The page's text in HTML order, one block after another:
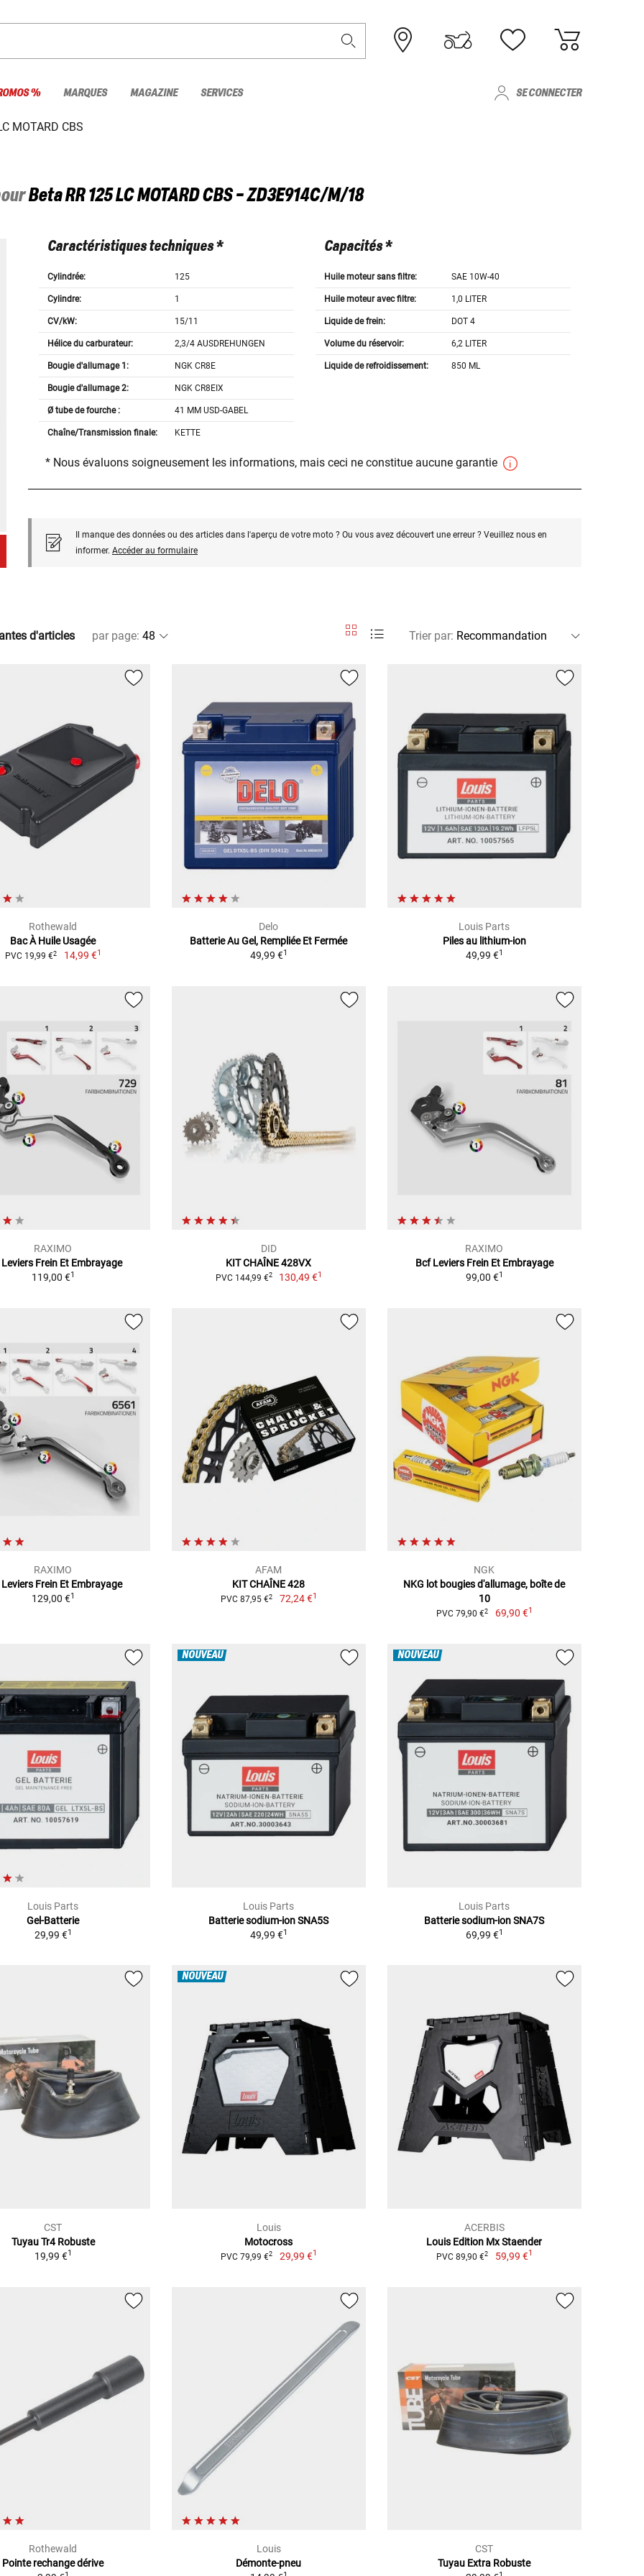
% MARQUES MAGAZINE SERVICES SE CONNECTER
MOTARD CBS
BetaRR 125 LC MOTARD CBS - ZD3E914C/M/18
Caractéristiques techniques *
Cylindrée: 125
Cylindre: 1
CV/kW: 15/11
Hélice du carburateur: 2,3/4 AUSDREHUNGEN
Bougie d'allumage 1: NGK CR8E
Bougie d'allumage 2: NGK CR8EIX
Ø tube de fourche : 41 MM USD-GABEL
Chaîne/Transmission finale: KETTE
Capacités *
Huile moteur sans filtre: SAE 10W-40
Huile moteur avec filtre: 1,0 LITER
Liquide de frein: DOT 4
Volume du réservoir: 6,2 LITER
Liquide de refroidissement: 850 ML
* Nous évaluons soigneusement les informations, mais ceci ne constitue aucune garantie
Il manque des données ou des articles dans l'aperçu de votre moto ? Ou vous avez découvert une erreur ? Veuillez nous en
informer. Accéder au formulaire
d'articles par page: Trier par:
Rothewald
Bac À Huile Usagée
PVC 19,99 €2 14,99 €1
Delo
Batterie Au Gel, Rempliée Et Fermée
49,99 €1
Louis Parts
Piles au lithium-ion
49,99 €1
RAXIMO
Frein Et Embrayage
119,00 €1
DID
KIT CHAÎNE 428VX
PVC 144,99 €2 130,49 €1
RAXIMO
Bcf Leviers Frein Et Embrayage
99,00 €1
RAXIMO
Frein Et Embrayage
129,00 €1
AFAM
KIT CHAÎNE 428
PVC 87,95 €2 72,24 €1
NGK
NKG lot bougies d'allumage, boîte de
10
PVC 79,90 €2 69,90 €1
Louis Parts
Gel-Batterie
29,99 €1
NOUVEAU
Louis Parts
Batterie sodium-ion SNA5S
49,99 €1
NOUVEAU
Louis Parts
Batterie sodium-ion SNA7S
69,99 €1
CST
Tuyau Tr4 Robuste
19,99 €1
NOUVEAU
Louis
Motocross
PVC 79,99 €2 29,99 €1
ACERBIS
Louis Edition Mx Staender
PVC 89,90 €2 59,99 €1
Rothewald
Pointe rechange dérive
Louis
Démonte-pneu
CST
Tuyau Extra Robuste